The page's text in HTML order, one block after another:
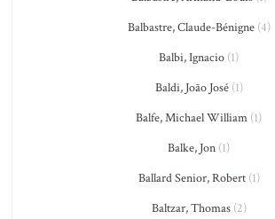
Balbastre, Claude-Bénigne(4)
Balbi, Ignacio (1)
Baldi, João José(1)
Balfe, Michael William (1)
Balke, Jon (1)
Ballard Senior, Robert(1)
Baltzar, Thomas(2)